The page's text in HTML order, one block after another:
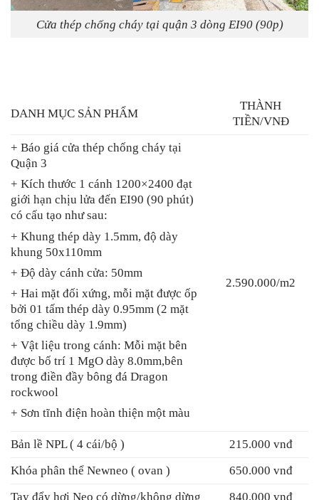
Cửa thép chống cháy tại quận 3 dòng EI90 (90p)
DANH MỤC SẢN PHẨM
THÀNH
TIỀN/VNĐ
+ Báo giá cửa thép chống cháy tại
Quận 3
+ Kích thước 1 cánh 1200×2400 đạt
giới hạn chịu lửa đến EI90 (90 phút)
có cấu tạo như sau:
+ Khung thép dày 1.5mm, độ dày
khung 50x110mm
+ Độ dày cánh cửa: 50mm
+ Hai mặt đối xứng, mỗi mặt được ốp
bởi 01 tấm thép dày 0.95mm (2 mặt
tổng chiều dày 1.9mm)
+ Vật liệu trong cánh: Mỗi mặt bên
được bố trí 1 MgO dày 8.0mm,bên
trong điền đầy bông đá Dragon
rockwool
+ Sơn tĩnh điện hoàn thiện một màu
2.590.000/m2
Bản lề NPL ( 4 cái/bộ )
215.000 vnđ
Khóa phân thể Newneo ( ovan )
650.000 vnđ
Tay đẩy hơi Neo có dừng/không dừng
840.000 vnđ